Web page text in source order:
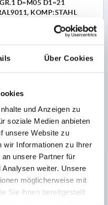
Über Cookies
und Anzeigen zu
soziale Medien anbieten
unsere Website zu
wir Informationen zu Ihrer
unsere Partner für
weiter. Unsere
möglicherweise mit
Sie ihnen bereitgestellt
D=M05 D1=21
KOMP:STAHL
RAL 9011
DETAILS